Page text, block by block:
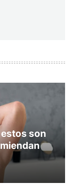
estos son